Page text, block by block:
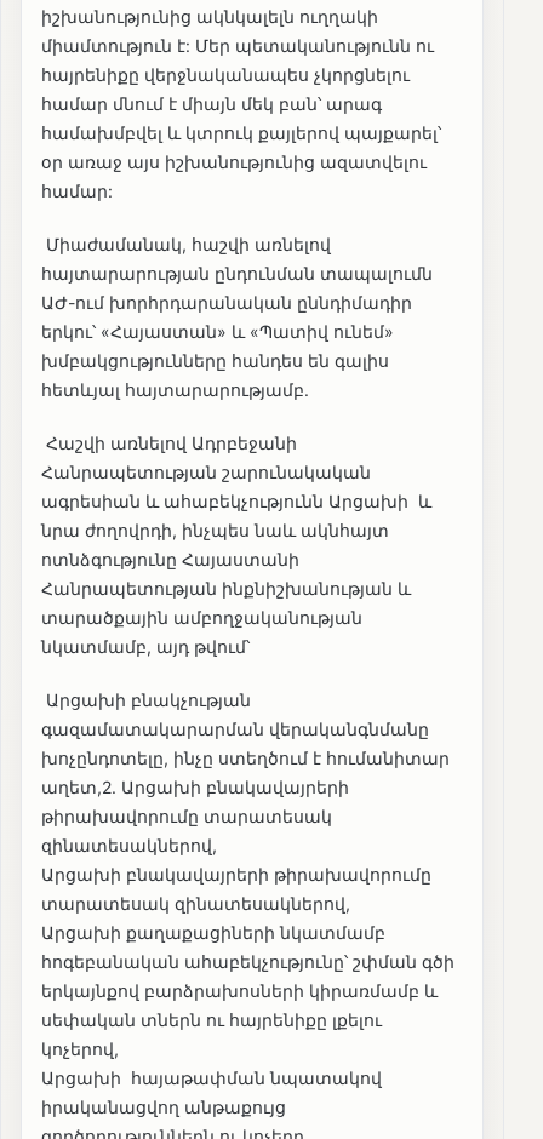
իշխանությունից ակնկալելն ուղղակի
միամտություն է: Մեր պետականությունն ու
հայրենիքը վերջնականապես չկորցնելու
համար մնում է միայն մեկ բան՝ արագ
համախմբվել և կտրուկ քայլերով պայքարել՝
օր առաջ այս իշխանությունից ազատվելու
համար:
Միաժամանակ, հաշվի առնելով
հայտարարության ընդունման տապալումն
ԱԺ-ում խորհրդարանական ըննդիմադիր
երկու՝ «Հայաստան» և «Պատիվ ունեմ»
խմբակցությունները հանդես են գալիս
հետևյալ հայտարարությամբ.
Հաշվի առնելով Ադրբեջանի
Հանրապետության շարունակական
ագրեսիան և ահաբեկչությունն Արցախի և
նրա ժողովրդի, ինչպես նաև ակնհայտ
ոտնձգությունը Հայաստանի
Հանրապետության ինքնիշխանության և
տարածքային ամբողջականության
նկատմամբ, այդ թվում՝
Արցախի բնակչության
գազամատակարարման վերականգնմանը
խոչընդոտելը, ինչը ստեղծում է հումանիտար
աղետ,2. Արցախի բնակավայրերի
թիրախավորումը տարատեսակ
զինատեսակներով,
Արցախի բնակավայրերի թիրախավորումը
տարատեսակ զինատեսակներով,
Արցախի քաղաքացիների նկատմամբ
հոգեբանական ահաբեկչությունը՝ շփման գծի
երկայնքով բարձրախոսների կիրառմամբ և
սեփական տներն ու հայրենիքը լքելու
կոչերով,
Արցախի հայաթափման նպատակով
իրականացվող անթաքույց